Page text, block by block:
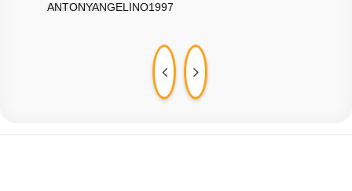
ANTONYANGELINO1997